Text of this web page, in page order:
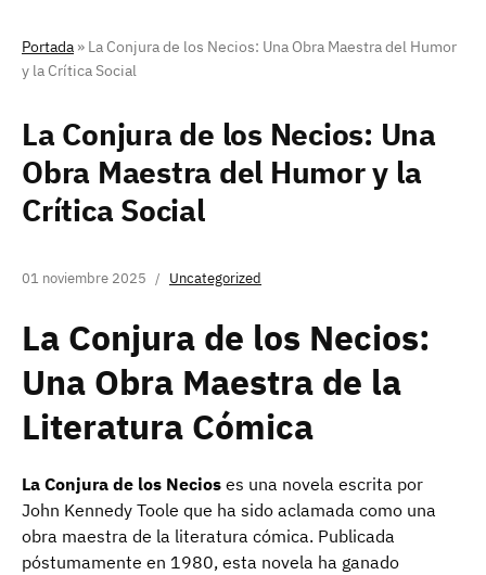
Portada » La Conjura de los Necios: Una Obra Maestra del Humor
y la Crítica Social
La Conjura de los Necios: Una
Obra Maestra del Humor y la
Crítica Social
01 noviembre 2025 Uncategorized
La Conjura de los Necios:
Una Obra Maestra de la
Literatura Cómica
La Conjura de los Necios es una novela escrita por
John Kennedy Toole que ha sido aclamada como una
obra maestra de la literatura cómica. Publicada
póstumamente en 1980, esta novela ha ganado